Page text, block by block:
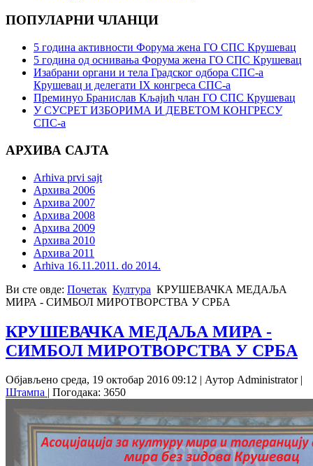
ПОПУЛАРНИ ЧЛАНЦИ
5 година активности Форума жена ГО СПС Крушевац
5 година од оснивања Форума жена ГО СПС Крушевац
Изабрани органи и тела Градског одбора СПС-а
Крушевац и делегати IX конгреса СПС-а
Преминуо Бранислав Кљајић члан ГО СПС Крушевац
У СУСРЕТ ИЗБОРИМА И ДЕВЕТОМ КОНГРЕСУ
СПС-а
АРХИВА САЈТА
Arhiva prvi sajt
Архива 2006
Архива 2007
Архива 2008
Архива 2009
Архива 2010
Архива 2011
Arhiva 16.11.2011. do 2014.
Ви сте овде: Почетак Култура КРУШЕВАЧКА МЕДАЉА
МИРА - СИМБОЛ МИРОТВОРСТВА У СРБА
КРУШЕВАЧКА МЕДАЉА МИРА -
СИМБОЛ МИРОТВОРСТВА У СРБА
Објављено среда, 19 октобар 2016 09:12 | Аутор Administrator|
Штампа | Погодака: 3650